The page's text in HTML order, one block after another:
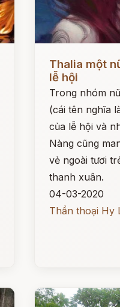
Thalia một
lễ hội
Trong nhóm
(cái tên nghĩa
của lễ hội và
Nàng cũng
vẻ ngoài tươi
thanh xuân.
04-03-2020
Thần thoại Hy